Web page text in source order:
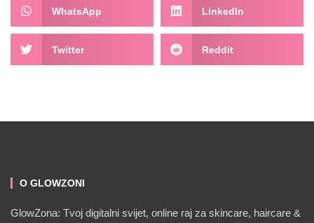
WhatsApp LinkedIn
Twitter Reddit
O GLOWZONI
GlowZona: Tvoj digitalni svijet, online raj za skincare, haircare &